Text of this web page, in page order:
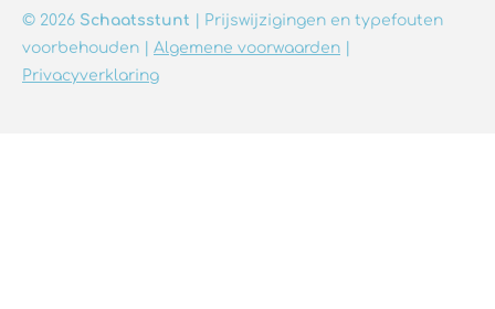
© 2026 Schaatsstunt
| Prijswijzigingen en typefouten
voorbehouden | Algemene voorwaarden
Privacyverklaring